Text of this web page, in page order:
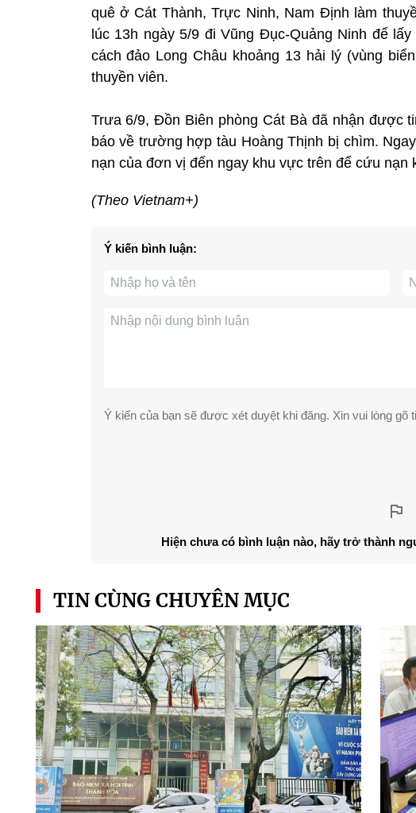
quê ở Cát Thành, Trực Ninh, Nam Định làm
lúc 13h ngày 5/9 đi Vũng Đục-Quảng Ninh để
cách đảo Long Châu khoảng 13 hải lý (vùng
thuyền viên.
Trưa 6/9, Đồn Biên phòng Cát Bà đã nhận được
báo về trường hợp tàu Hoàng Thịnh bị chìm.
nạn của đơn vị đến ngay khu vực trên để cứu nạn
(Theo Vietnam+)
Ý kiến bình luận:
Ý kiến của bạn sẽ được xét duyệt khi đăng. Xin vui lòng gõ
Hiện chưa có bình luận nào, hãy trở thành
TIN CÙNG CHUYÊN MỤC